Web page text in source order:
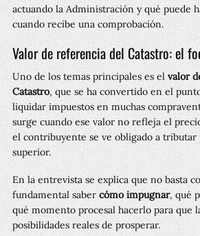
actuando la Administración y qué puede
cuando recibe una comprobación.
Valor de referencia del Catastro: el
Uno de los temas principales es elvalor
Catastro, que se ha convertido en el
liquidar impuestos en muchas
surge cuando ese valor no refleja el
el contribuyente se ve obligado a tributar
superior.
En la entrevista se explica que no basta
fundamental sabercómo impugnar, qué
qué momento procesal hacerlo para que
posibilidades reales de prosperar.